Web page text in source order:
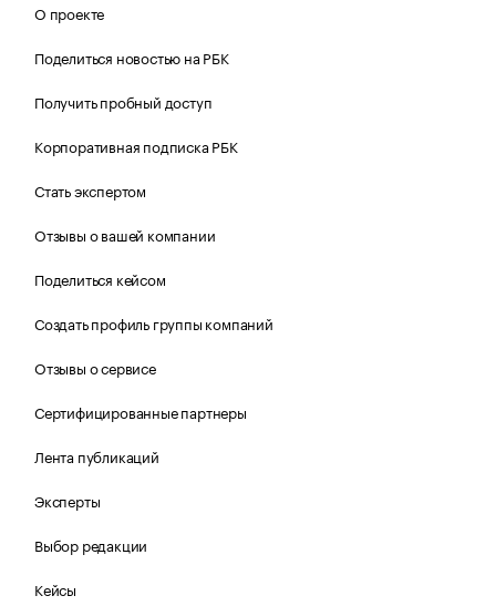
О проекте
Поделиться новостью на РБК
Получить пробный доступ
Корпоративная подписка РБК
Стать экспертом
Отзывы о вашей компании
Поделиться кейсом
Создать профиль группы компаний
Отзывы о сервисе
Сертифицированные партнеры
Лента публикаций
Эксперты
Выбор редакции
Кейсы